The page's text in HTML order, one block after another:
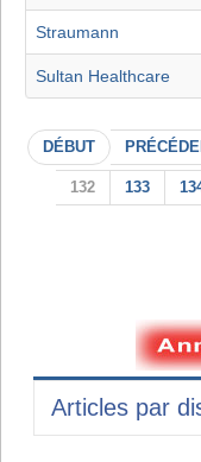
Straumann
Sultan Healthcare
DÉBUT
132 133
Articles par